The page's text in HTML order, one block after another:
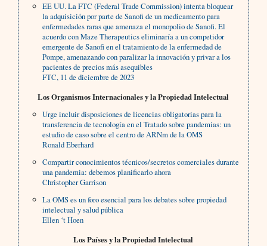
EE UU. La FTC (Federal Trade Commission) intenta bloquear
la adquisición por parte de Sanofi de un medicamento para
enfermedades raras que amenaza el monopolio de Sanofi. El
acuerdo con Maze Therapeutics eliminaría a un competidor
emergente de Sanofi en el tratamiento de la enfermedad de
Pompe, amenazando con paralizar la innovación y privar a los
pacientes de precios más asequibles
FTC, 11 de diciembre de 2023
Los Organismos Internacionales y la Propiedad Intelectual
Urge incluir disposiciones de licencias obligatorias para la
transferencia de tecnología en el Tratado sobre pandemias: un
estudio de caso sobre el centro de ARNm de la OMS
Ronald Eberhard
Compartir conocimientos técnicos/secretos comerciales durante
una pandemia: debemos planificarlo ahora
Christopher Garrison
La OMS es un foro esencial para los debates sobre propiedad
intelectual y salud pública
Ellen ‘t Hoen
Los Países y la Propiedad Intelectual